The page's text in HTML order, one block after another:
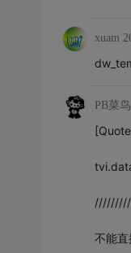
xuam
PB菜鸟
不能